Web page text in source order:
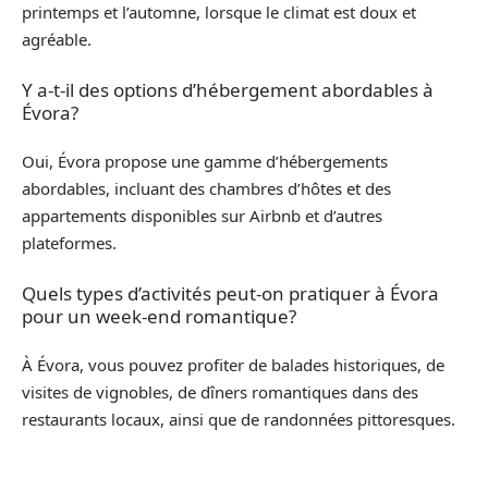
printemps et l’automne, lorsque le climat est doux et
agréable.
Y a-t-il des options d’hébergement abordables à
Évora?
Oui, Évora propose une gamme d’hébergements
abordables, incluant des chambres d’hôtes et des
appartements disponibles sur Airbnb et d’autres
plateformes.
Quels types d’activités peut-on pratiquer à Évora
pour un week-end romantique?
À Évora, vous pouvez profiter de balades historiques, de
visites de vignobles, de dîners romantiques dans des
restaurants locaux, ainsi que de randonnées pittoresques.